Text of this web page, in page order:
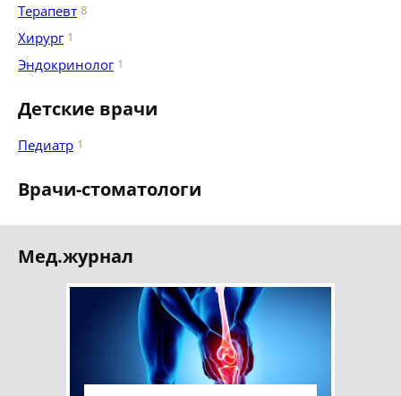
Терапевт 8
Хирург 1
Эндокринолог 1
Детские врачи
Педиатр 1
Врачи-стоматологи
Мед.журнал